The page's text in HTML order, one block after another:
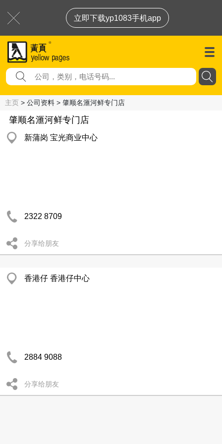
立即下载yp1083手机app
主页 > 公司资料 > 肇顺名滙河鲜专门店
肇顺名滙河鲜专门店
新蒲岗 宝光商业中心
2322 8709
分享给朋友
香港仔 香港仔中心
2884 9088
分享给朋友